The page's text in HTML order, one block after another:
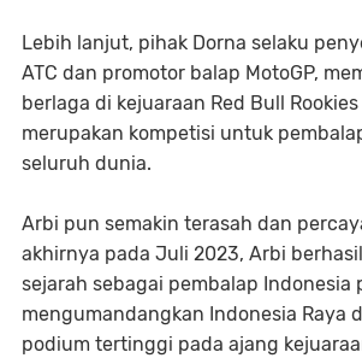
Lebih lanjut, pihak Dorna selaku
ATC dan promotor balap MotoGP,
berlaga di kejuaraan Red Bull
merupakan kompetisi untuk
seluruh dunia.
Arbi pun semakin terasah dan
akhirnya pada Juli 2023, Arbi
sejarah sebagai pembalap Indonesia
mengumandangkan Indonesia Raya
podium tertinggi pada ajang